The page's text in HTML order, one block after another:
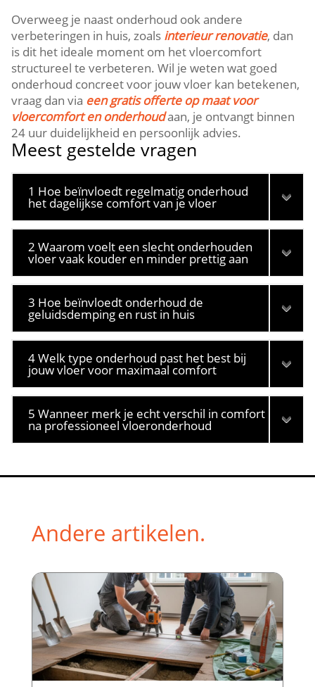
Overweeg je naast onderhoud ook andere
verbeteringen in huis, zoals interieur renovatie, dan
is dit het ideale moment om het vloercomfort
structureel te verbeteren.​ Wil je weten wat goed
onderhoud concreet voor jouw vloer kan betekenen,
vraag dan via een gratis offerte op maat voor
vloercomfort en onderhoudaan, je ontvangt binnen
24 uur duidelijkheid en persoonlijk advies.​
Meest gestelde vragen
1 Hoe beïnvloedt regelmatig onderhoud
het dagelijkse comfort van je vloer
2 Waarom voelt een slecht onderhouden
vloer vaak kouder en minder prettig aan
3 Hoe beïnvloedt onderhoud de
geluidsdemping en rust in huis
4 Welk type onderhoud past het best bij
jouw vloer voor maximaal comfort
5 Wanneer merk je echt verschil in comfort
na professioneel vloeronderhoud
Andere artikelen.